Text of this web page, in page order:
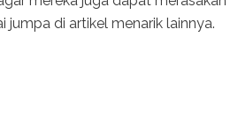
jumpa di artikel menarik lainnya.